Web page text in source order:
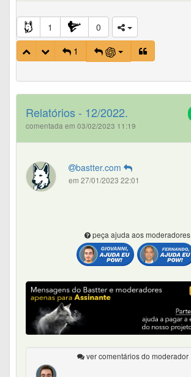
1
0
1
Relatórios - 12/2022.
comentada em 03/02/2023 11:19
bastter.com
em 27/01/2023 22:01
peça ajuda aos moderadores
ver comentários do moderador